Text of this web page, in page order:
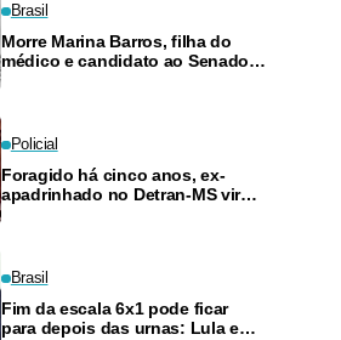
Brasil
Morre Marina Barros, filha do
médico e candidato ao Senado
Policial
Foragido há cinco anos, ex-
apadrinhado no Detran-MS vira
Brasil
Fim da escala 6x1 pode ficar
para depois das urnas: Lula e